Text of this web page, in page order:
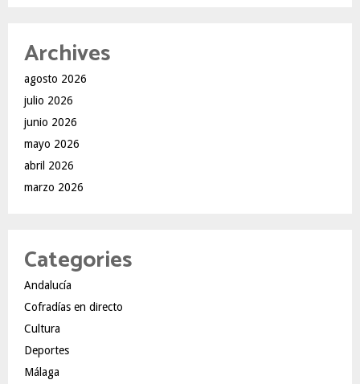
Archives
agosto 2026
julio 2026
junio 2026
mayo 2026
abril 2026
marzo 2026
Categories
Andalucía
Cofradías en directo
Cultura
Deportes
Málaga